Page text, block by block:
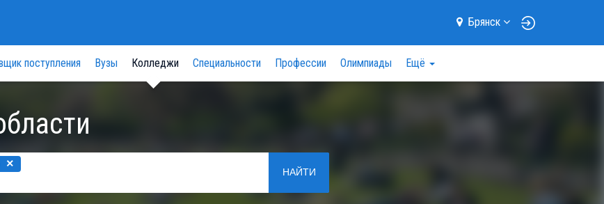
Брянск
поступления Вузы Колледжи Специальности Профессии Олимпиады Ещё
×
НАЙТИ